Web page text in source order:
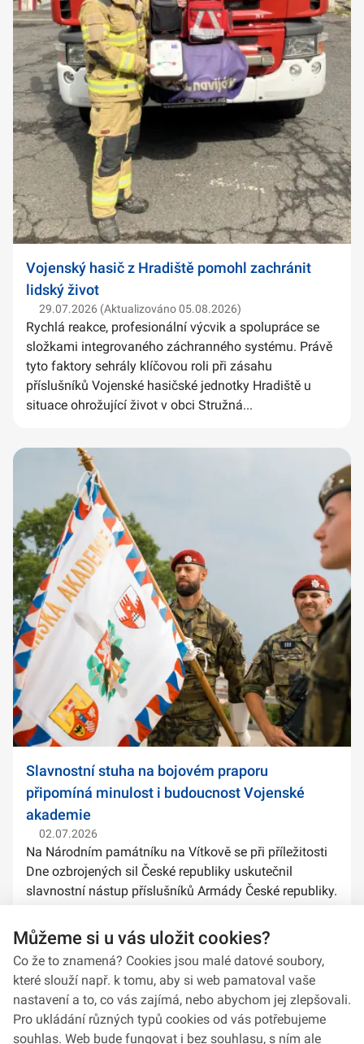
Vojenský hasič z Hradiště pomohl zachránit
lidský život
29.07.2026 (Aktualizováno 05.08.2026)
Rychlá reakce, profesionální výcvik a spolupráce se
složkami integrovaného záchranného systému. Právě
tyto faktory sehrály klíčovou roli při zásahu
příslušníků Vojenské hasičské jednotky Hradiště u
situace ohrožující život v obci Stružná...
Slavnostní stuha na bojovém praporu
připomíná minulost i budoucnost Vojenské
akademie
02.07.2026
Na Národním památníku na Vítkově se při příležitosti
Dne ozbrojených sil České republiky uskutečnil
slavnostní nástup příslušníků Armády České republiky.
stuh na bojové prapory vybranýc...
Můžeme si u vás uložit cookies?
Co že to znamená? Cookies jsou malé datové soubory,
které slouží např. k tomu, aby si web pamatoval vaše
nastavení a to, co vás zajímá, nebo abychom jej zlepšovali.
Pro ukládání různých typů cookies od vás potřebujeme
souhlas. Web bude fungovat i bez souhlasu, s ním ale